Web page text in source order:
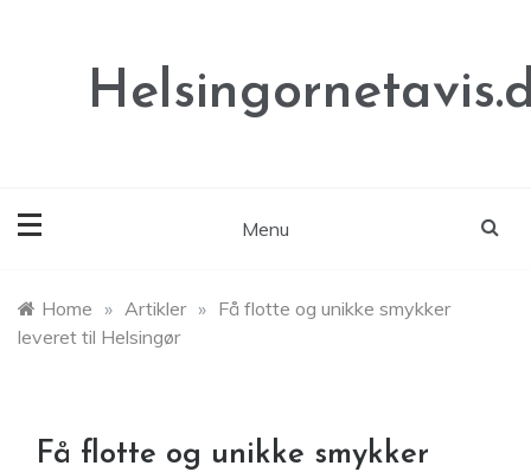
Menu
Home » Artikler » Få flotte og unikke smykker
leveret til Helsingør
Få flotte og unikke smykker